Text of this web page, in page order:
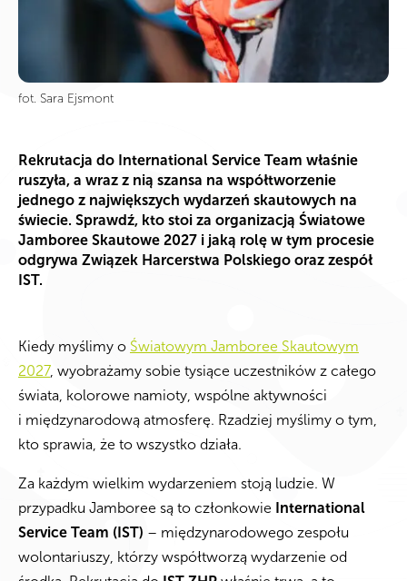
fot. Sara Ejsmont
Rekrutacja do International Service Team właśnie
ruszyła, a wraz z nią szansa na współtworzenie
jednego z największych wydarzeń skautowych na
świecie. Sprawdź, kto stoi za organizacją Światowe
Jamboree Skautowe 2027 i jaką rolę w tym procesie
odgrywa Związek Harcerstwa Polskiego oraz zespół
IST.
Kiedy myślimy o Światowym Jamboree Skautowym
2027, wyobrażamy sobie tysiące uczestników z całego
świata, kolorowe namioty, wspólne aktywności
i międzynarodową atmosferę. Rzadziej myślimy o tym,
kto sprawia, że to wszystko działa.
Za każdym wielkim wydarzeniem stoją ludzie. W
przypadku Jamboree są to członkowie International
Service Team (IST) – międzynarodowego zespołu
wolontariuszy, którzy współtworzą wydarzenie od